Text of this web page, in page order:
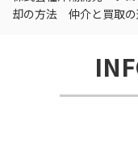
却の方法 仲介と買取の